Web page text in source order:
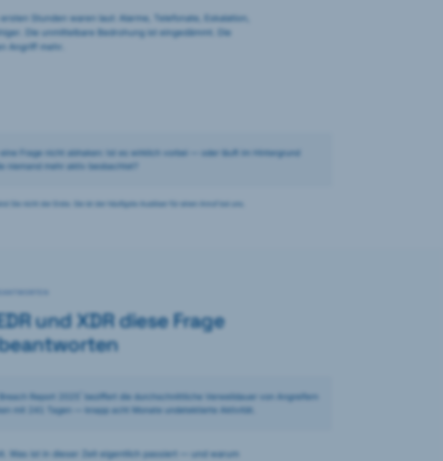
Stunden waren laut: Alarme, Telefonate, Eskalation,
Die unmittelbare Bedrohung ist eingedämmt. Die
Angriff mehr.
Frage nicht abhaken: Ist es wirklich vorbei — oder läuft im Hintergrund
niemand mehr aktiv beobachtet?
Sie nicht der Erste. Sie ist der häufigste Auslöser für einen Anruf bei uns.
und XDR diese Frage
Report 2025
beziffert die durchschnittliche Verweildauer von Angreifern
mit 241 Tagen — knapp acht Monate undetektierte Aktivität.
Was ist in dieser Zeit eigentlich passiert — und warum